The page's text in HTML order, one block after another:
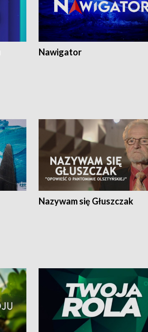
Nawigator
Nazywam się Głuszczak